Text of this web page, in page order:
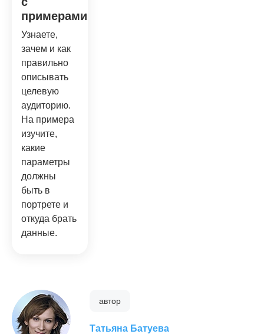
примерами
Узнаете,
зачем и как
правильно
описывать
целевую
аудиторию.
На примера
изучите,
какие
параметры
должны
быть в
портрете и
откуда брать
данные.
автор
Татьяна Батуева